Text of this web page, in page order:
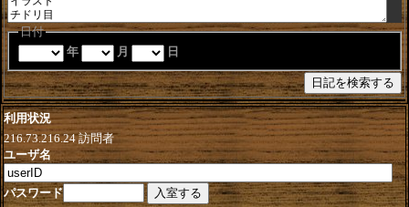
日付
年
月 日
利用状況
216.73.216.24訪問者
ユーザ名
パスワード